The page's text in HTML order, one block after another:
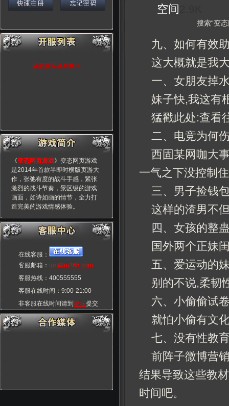
空间
搜索“变
九、如何有效
这大概就是我
一、女朋友掉
妹子快,我这
猛戳此处:查看
二、电竞为何
西固某网咖大
一气之下没控制
三、男子捡钱
这样的渣男不
四、女孩的整
国外两个正妹
五、爱运动的
别的不说,柔韧
六、小偷偷试
就怕小偷有文
七、没有性教
前阵子微博营
结果导致这些教
时间吧。
全部服务器列表>>
《变态网页游戏》变态网页游戏
是2014年首款半即时横版页游大
作，张弛有度的战斗手感，紧张
激烈的战斗节奏，景区级的游戏
画面，如诗如画的情节，全力打
造完美的游戏情感体验。
在线客服：
客服邮箱： gm@ui265.com
客服热线：400555555
客服在线时间：9:00-21:00
非客服在线时间请到 论坛提交
玩家交流群：55555555